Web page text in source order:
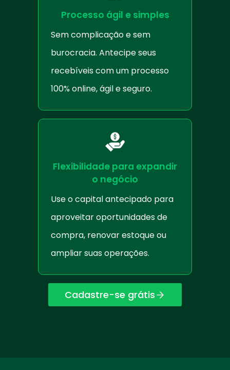
Processo ágil e simples
Sem complicação e sem
burocracia. Antecipe seus
recebíveis com um processo
100% online, ágil e seguro.
Flexibilidade para expandir
o negócio
Use o capital antecipado para
aproveitar oportunidades de
compra, renovar estoque ou
ampliar suas operações.
Cadastre-se grátis